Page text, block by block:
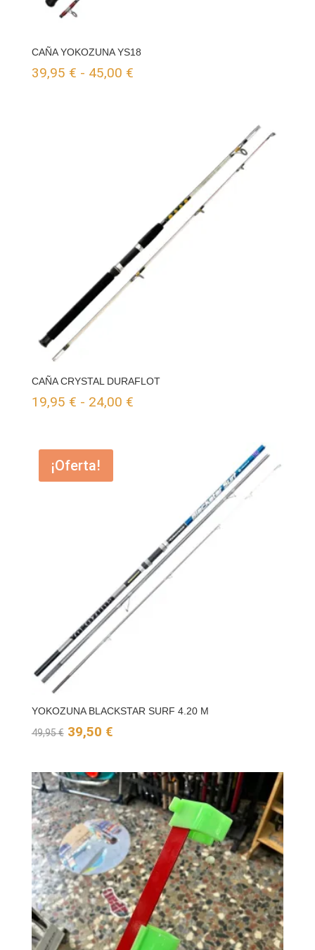
CAÑA YOKOZUNA YS18
39,95 € - 45,00 €Rango
45,00 €
CAÑA CRYSTAL DURAFLOT
19,95 € - 24,00 €Rango
24,00 €
¡Oferta!
YOKOZUNA BLACKSTAR SURF 4.20 M
49,95€ El
original
era:
49,95 €.
39,50 €El
actual
es:
39,50 €.